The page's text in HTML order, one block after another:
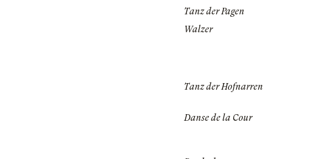
Tanz der Pagen
Walzer
Tanz der Hofnarren
Danse de la Cour